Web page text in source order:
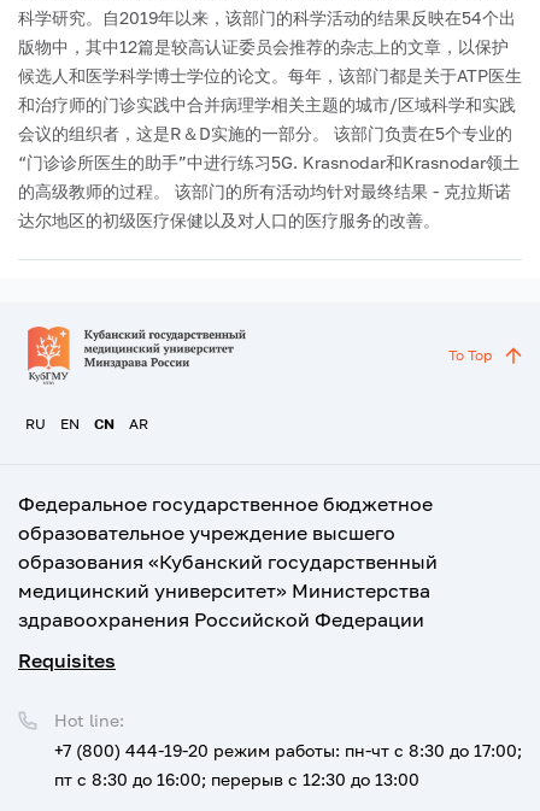
科学研究。自2019年以来，该部门的科学活动的结果反映在54个出
版物中，其中12篇是较高认证委员会推荐的杂志上的文章，以保护
候选人和医学科学博士学位的论文。每年，该部门都是关于ATP医生
和治疗师的门诊实践中合并病理学相关主题的城市/区域科学和实践
会议的组织者，这是R＆D实施的一部分。
该部门负责在5个专业的
“门诊诊所医生的助手”中进行练习5G. Krasnodar和Krasnodar领土
的高级教师的过程。
该部门的所有活动均针对最终结果 - 克拉斯诺
达尔地区的初级医疗保健以及对人口的医疗服务的改善。
RU EN CN AR
To Top
Федеральное государственное бюджетное
образовательное учреждение высшего
образования «Кубанский государственный
медицинский университет» Министерства
здравоохранения Российской Федерации
Requisites
Hot line:
+7 (800) 444-19-20 режим работы: пн-чт с 8:30 до 17:00;
пт с 8:30 до 16:00; перерыв с 12:30 до 13:00